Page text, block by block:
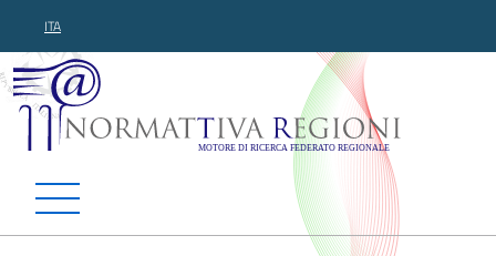
ITA
Normattiva Regioni -